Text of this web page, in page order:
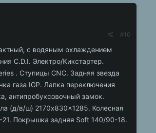
#10
с водяным охлаждением
C.D.I. Электро/Кикстартер.
. Ступицы CNC. Задняя звезда
газа IGP. Лапка переключения
антипробуксовочный замок.
(д/в/ш) 2170x830x1285. Колесная
Покрышка задняя Soft 140/90-18.